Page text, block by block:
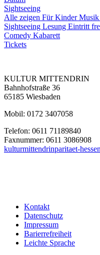
Sightseeing
Alle zeigen Für KinderMusik
Sightseeing Lesung Eintritt
Comedy Kabarett
Tickets
KULTUR MITTENDRIN
Bahnhofstraße 36
65185 Wiesbaden
Mobil: 0172 3407058
Telefon: 0611 71189840
Faxnummer: 0611 3086908
kulturmittendrinparitaet-
Kontakt
Datenschutz
Impressum
Barierrefreiheit
Leichte Sprache